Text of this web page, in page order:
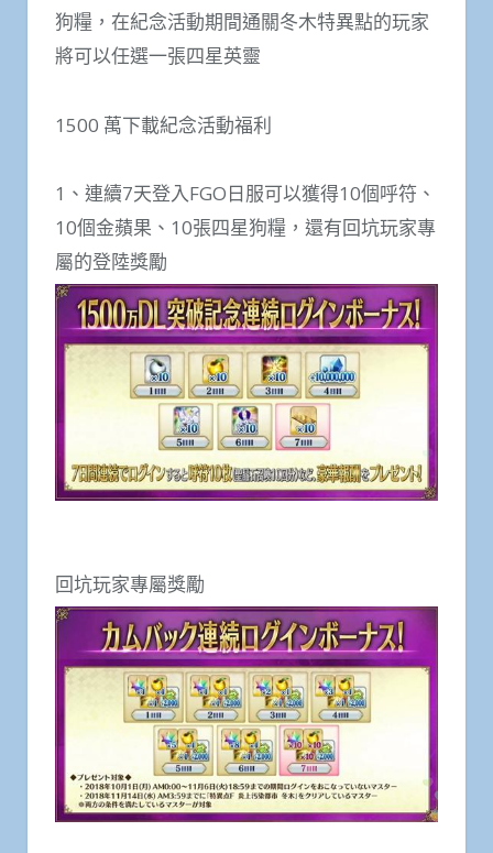
狗糧，在紀念活動期間通關冬木特異點的玩家
將可以任選一張四星英靈
1500 萬下載紀念活動福利
1、連續7天登入FGO日服可以獲得10個呼符、
10個金蘋果、10張四星狗糧，還有回坑玩家專
屬的登陸獎勵
回坑玩家專屬獎勵